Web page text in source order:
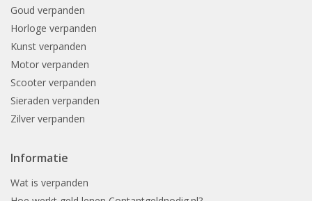
Goud verpanden
Horloge verpanden
Kunst verpanden
Motor verpanden
Scooter verpanden
Sieraden verpanden
Zilver verpanden
Informatie
Wat is verpanden